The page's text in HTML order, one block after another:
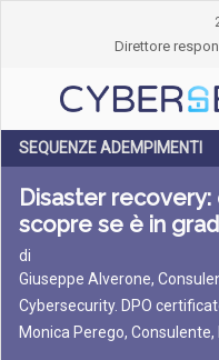
Direttore
SEQUENZE ADEMPIMENTI
Disaster recovery:
scopre se è in
di
Giuseppe Alverone,
Cybersecurity. DPO
Monica Perego,